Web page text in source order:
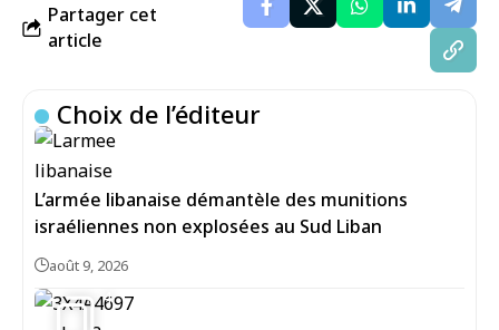
Partager cet
article
Choix de l’éditeur
L’armée libanaise démantèle des munitions
israéliennes non explosées au Sud Liban
août 9, 2026
4